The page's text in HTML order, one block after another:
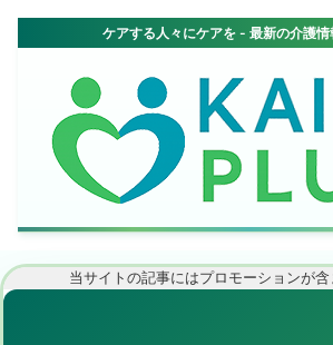
当サイトの記事にはプロモーションが含